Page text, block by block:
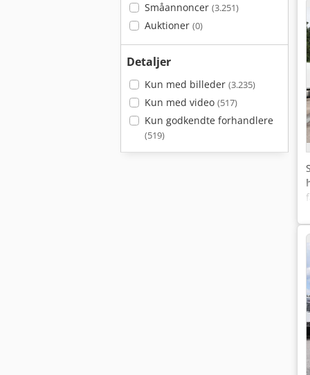
Småannoncer (3.251)
Auktioner (0)
Detaljer
Kun med billeder (3.235)
Kun med video (517)
Kun godkendte forhandlere
(519)